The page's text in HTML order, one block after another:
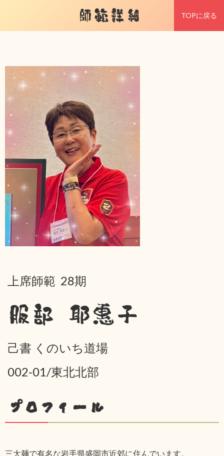
師範詳細 TOPに戻る
上席師範 28期
服部 耶惠子
己書 くのいち道場
002-01/東北北部
プロフィール
三大麺で有名な岩手県盛岡市近郊に住んでいます。